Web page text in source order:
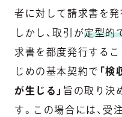
者に対して請求書を発
しかし、取引が定型的
求書を都度発行する
じめの基本契約で 「
が生じる」 旨の取り決
す。この場合には、受